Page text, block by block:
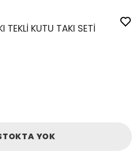
KUTU TAKI SETİ
YOK